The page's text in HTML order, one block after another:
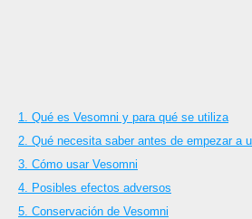
1. Qué es Vesomni y para qué se utiliza
2. Qué necesita saber antes de empezar a
3. Cómo usar Vesomni
4. Posibles efectos adversos
5. Conservación de Vesomni